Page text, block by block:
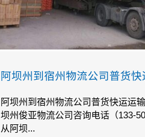
阿坝州到宿州物流公司普货快
阿坝州到宿州物流公司普货快运运
坝州俊亚物流公司咨询电话（133-
从阿坝...